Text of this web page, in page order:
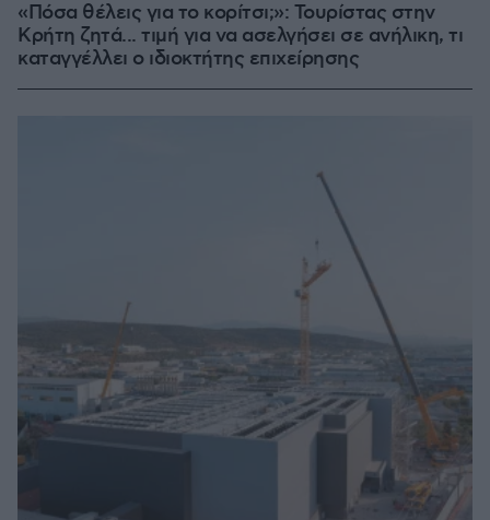
«Πόσα θέλεις για το κορίτσι;»: Τουρίστας στην
Κρήτη ζητά... τιμή για να ασελγήσει σε ανήλικη, τι
καταγγέλλει ο ιδιοκτήτης επιχείρησης